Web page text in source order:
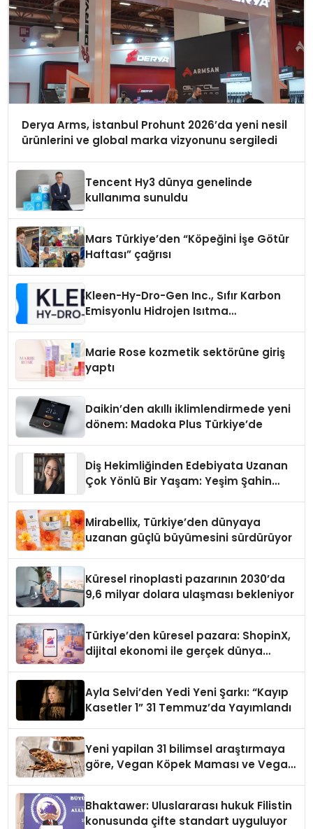
Derya Arms, İstanbul Prohunt 2026’da yeni nesil
ürünlerini ve global marka vizyonunu sergiledi
Tencent Hy3 dünya genelinde
kullanıma sunuldu
Mars Türkiye’den “Köpeğini İşe Götür
Haftası” çağrısı
Kleen-Hy-Dro-Gen Inc., Sıfır Karbon
Emisyonlu Hidrojen Isıtma
Marie Rose kozmetik sektörüne giriş
yaptı
Daikin’den akıllı iklimlendirmede yeni
dönem: Madoka Plus Türkiye’de
Diş Hekimliğinden Edebiyata Uzanan
Çok Yönlü Bir Yaşam: Yeşim Şahin
Mirabellix, Türkiye’den dünyaya
uzanan güçlü büyümesini sürdürüyor
Küresel rinoplasti pazarının 2030’da
9,6 milyar dolara ulaşması bekleniyor
Türkiye’den küresel pazara: ShopinX,
dijital ekonomi ile gerçek dünya
Ayla Selvi’den Yedi Yeni Şarkı: “Kayıp
Kasetler 1” 31 Temmuz’da Yayımlandı
Yeni yapilan 31 bilimsel araştırmaya
göre, Vegan Köpek Maması ve Vegan
Bhaktawer: Uluslararası hukuk Filistin
konusunda çifte standart uyguluyor